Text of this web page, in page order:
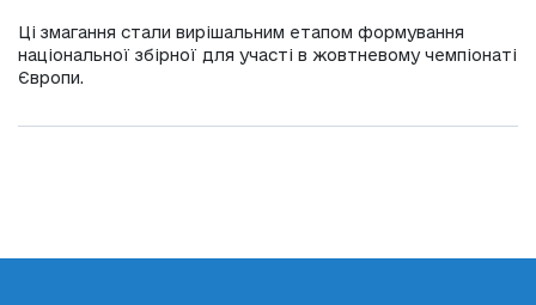
Ці змагання стали вирішальним етапом формування
національної збірної для участі в жовтневому чемпіонаті
Європи.